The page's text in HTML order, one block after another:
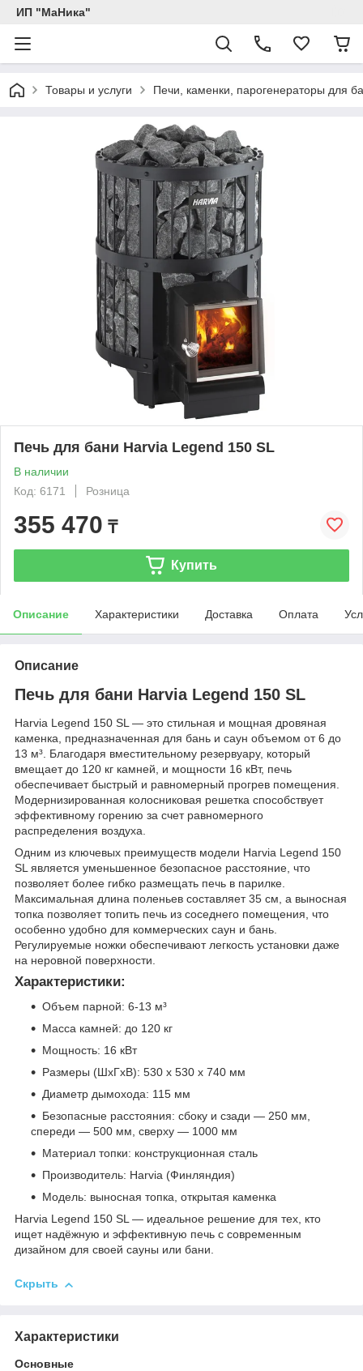
ИП "МаНика"
Товары и услуги Печи, каменки, парогенераторы для
Печь для бани Harvia Legend 150 SL
В наличии
Код: 6171
Розница
355 470 ₸
Купить
Описание Характеристики Доставка Оплата
Описание
Печь для бани Harvia Legend 150 SL
Harvia Legend 150 SL — это стильная и мощная дровяная
каменка, предназначенная для бань и саун объемом от 6 до
13 м³. Благодаря вместительному резервуару, который
вмещает до 120 кг камней, и мощности 16 кВт, печь
обеспечивает быстрый и равномерный прогрев помещения.
Модернизированная колосниковая решетка способствует
эффективному горению за счет равномерного
распределения воздуха.
Одним из ключевых преимуществ модели Harvia Legend 150
SL является уменьшенное безопасное расстояние, что
позволяет более гибко размещать печь в парилке.
Максимальная длина поленьев составляет 35 см, а выносная
топка позволяет топить печь из соседнего помещения, что
особенно удобно для коммерческих саун и бань.
Регулируемые ножки обеспечивают легкость установки даже
на неровной поверхности.
Характеристики:
Объем парной: 6-13 м³
Масса камней: до 120 кг
Мощность: 16 кВт
Размеры (ШхГхВ): 530 х 530 х 740 мм
Диаметр дымохода: 115 мм
Безопасные расстояния: сбоку и сзади — 250 мм,
спереди — 500 мм, сверху — 1000 мм
Материал топки: конструкционная сталь
Производитель: Harvia (Финляндия)
Модель: выносная топка, открытая каменка
Harvia Legend 150 SL — идеальное решение для тех, кто
ищет надёжную и эффективную печь с современным
дизайном для своей сауны или бани.
Скрыть
Характеристики
Основные